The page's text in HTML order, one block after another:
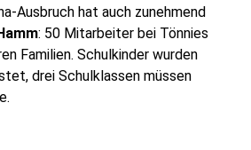
Ausbruch hat auch zunehmend
: 50 Mitarbeiter bei Tönnies
Familien. Schulkinder wurden
drei Schulklassen müssen